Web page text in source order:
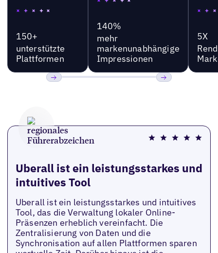
150+
unterstützte
Plattformen
140%
mehr
markenunabhängige
Impressionen
5X
Uberall ist ein leistungsstarkes und
intuitives Tool
Uberall ist ein leistungsstarkes und intuitives
Tool, das die Verwaltung lokaler Online-
Präsenzen erheblich vereinfacht. Die
Zentralisierung von Daten und die
Synchronisation auf allen Plattformen sparen